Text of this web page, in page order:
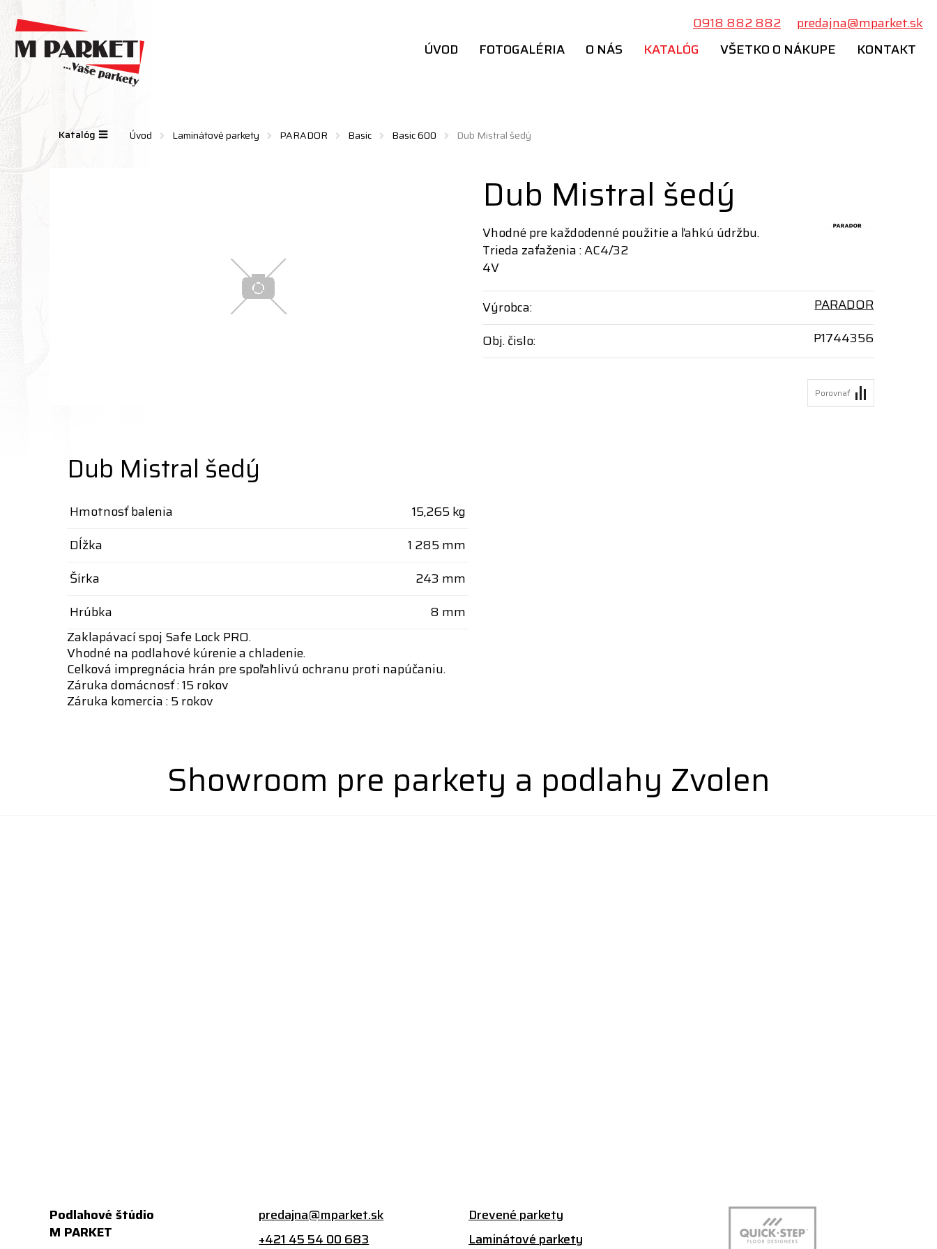
ÚVOD FOTOGALÉRIA O NÁS KATALÓG VŠETKO O NÁKUPE KONTAKT
0918 882 882 predajna@mparket.sk
Úvod Laminátové parkety PARADOR Basic Basic 600 Dub Mistral šedý
Dub Mistral šedý
Vhodné pre každodenné použitie a ľahkú údržbu.
Trieda zaťaženia : AC4/32
4V
Výrobca:
PARADOR
Obj. čislo:
P1744356
Porovnať
Dub Mistral šedý
Hmotnosť balenia
15,265 kg
Dĺžka
1 285 mm
Šírka
243 mm
Hrúbka
8 mm
Zaklapávací spoj Safe Lock PRO.
Vhodné na podlahové kúrenie a chladenie.
Celková impregnácia hrán pre spoľahlivú ochranu proti napúčaniu.
Záruka domácnosť : 15 rokov
Záruka komercia : 5 rokov
Katalóg
Showroom pre parkety a podlahy Zvolen
Podlahové štúdio
M PARKET
predajna@mparket.sk
+421 45 54 00 683
Drevené parkety
Laminátové parkety